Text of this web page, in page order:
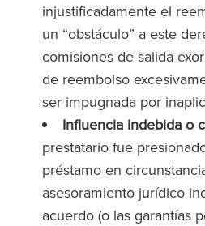
injustificadamente el
un “obstáculo” a este
comisiones de salida
de reembolso
ser impugnada por
Influencia indebida o
prestatario fue
préstamo en
asesoramiento jurídico
acuerdo (o las garantías